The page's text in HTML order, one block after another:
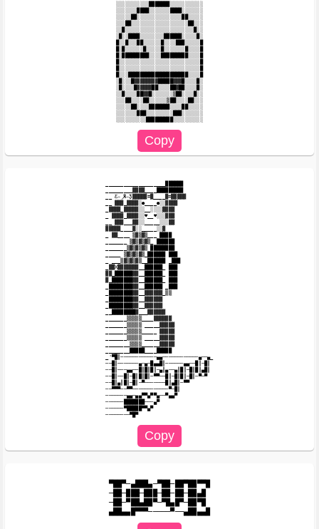
░░░░░░░░░░░███████░░░░░░░░░░░
░░░░░░░████░░░░░░░████░░░░░░░
░░░░░██░░░░░░░░░░░░░░░██░░░░░
░░░██░░░░░░░░░░░░░░░░░░░██░░░
░░█░░░░░░░░░░░░░░░░░░░░░░░█░░
░█░░████░░░░░░░░██████░░░░░█░
█░░█░░░██░░░░░░█░░░░███░░░░░█
█░█░░░░░░█░░░░░█░░░░░░░█░░░░█
█░█████████░░░░█████████░░░░█
█░░░░░░░░░░░░░░░░░░░░░░░░░░░█
█░░░░░░░░░░░░░░░░░░░░░░░░░░░█
█░░░████████████████████░░░░█
░█░░░█▓▓▓▓▓▓▓▓█████▓▓▓█░░░░█░
░█░░░░█▓▓▓▓▓██░░░░██▓██░░░░█░
░░█░░░░██▓▓█░░░░░░░▒██░░░░█░░
░░░██░░░░██░░░░░░▒██░░░░██░░░
░░░░░██░░░░███████░░░░██░░░░░
░░░░░░░███░░░░░░░░░███░░░░░░░
░░░░░░░░░░█████████░░░░░░░░░░
_________▓▓▓▓____█████████
__ Ƹ̵̡Ӝ̵̨̄Ʒ▓▓▓▓▓=▓____▓=▓▓▓▓▓
__ ▓▓▓_▓▓▓▓░●____●░░▓▓▓▓
_▓▓▓▓_▓▓▓▓▓░░__░░░░▓▓▓▓
_ ▓▓▓▓_▓▓▓▓░░♥__♥░░░▓▓▓
__ ▓▓▓___▓▓░░_____░░░▓▓
▓▓▓▓▓____▓░░_____░░▓
_ ▓▓____ ▒▓▒▓▒___ ████
_______ ▒▓▒▓▒▓▒_ ██████
_______▒▓▒▓▒▓▒ ████████
_____ ▒▓▒▓▒▓▒_██████ ███
_ ___▒▓▒▓▒▓▒__██████ _███
_▓▓X▓▓▓▓▓▓▓__██████_ ███
▓▓_██████▓▓__██████_ ███
▓_███████▓▓__██████_ ███
_████████▓▓__██████ _███
_████████▓▓__▓▓▓▓▓▓_▒▒
_████████▓▓__▓▓▓▓▓▓
_████████▓▓__▓▓▓▓▓▓
__████████▓___▓▓▓▓▓▓
_______▒▒▒▒▒____▓▓▓▓▓▓
_______▒▒▒▒▒ _____▓▓▓▓▓
_______▒▒▒▒▒_____ ▓▓▓▓▓
_______▒▒▒▒▒ _____▓▓▓▓▓
________▒▒▒▒______▓▓▓▓▓
_'▀█║────────────▄▄───────────​─▄──▄_
──█║───────▄─▄─█▄▄█║──────▄▄──​█║─█║
──█║───▄▄──█║█║█║─▄║▄──▄║█║─█║​█║▄█║
──█║──█║─█║█║█║─▀▀──█║─█║█║─█║​─▀─▀
──█║▄║█║─█║─▀───────█║▄█║─▀▀
──▀▀▀──▀▀────────────▀─█║
───────▄▄─▄▄▀▀▄▀▀▄──▀▄▄▀
──────███████───▄▀
──────▀█████▀▀▄▀
────────▀█▀
▀██▀─▄███▄─▀██─██▀██▀▀█
─██─███─███─██─██─██▄█
─██─▀██▄██▀─▀█▄█▀─██▀█